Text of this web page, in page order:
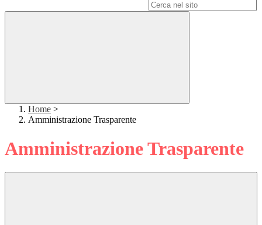
Home >
Amministrazione Trasparente
Amministrazione Trasparente